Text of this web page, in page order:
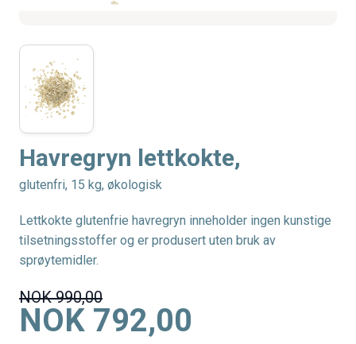
Havregryn lettkokte,
glutenfri, 15 kg, økologisk
Lettkokte glutenfrie havregryn inneholder ingen kunstige
tilsetningsstoffer og er produsert uten bruk av
sprøytemidler.
NOK 990,00
NOK 792,00